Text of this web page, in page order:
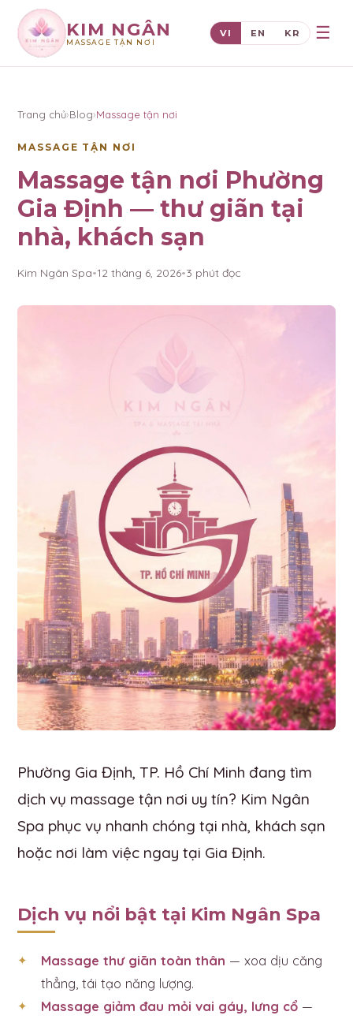
KIM NGÂN
MASSAGE TẬN NƠI
VI EN KR ☰
Trang chủ›Blog›Massage tận nơi
MASSAGE TẬN NƠI
Massage tận nơi Phường
Gia Định — thư giãn tại
nhà, khách sạn
Kim Ngân Spa•12 tháng 6, 2026•3 phút đọc
Phường Gia Định, TP. Hồ Chí Minh đang tìm
dịch vụ massage tận nơi uy tín? Kim Ngân
Spa phục vụ nhanh chóng tại nhà, khách sạn
hoặc nơi làm việc ngay tại Gia Định.
Dịch vụ nổi bật tại Kim Ngân Spa
Massage thư giãn toàn thân — xoa dịu căng
thẳng, tái tạo năng lượng.
Massage giảm đau mỏi vai gáy, lưng cổ —